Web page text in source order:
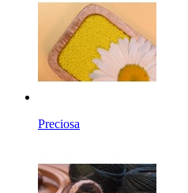
Preciosa